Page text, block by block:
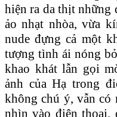
hiện ra da thịt những
ảo nhạt nhòa, vừa
nude đựng cả một
tượng tình ái nóng
khao khát lẫn gọi
ảnh của Hạ trong
không chú ý, vẫn có
nhìn vào điện thoại,